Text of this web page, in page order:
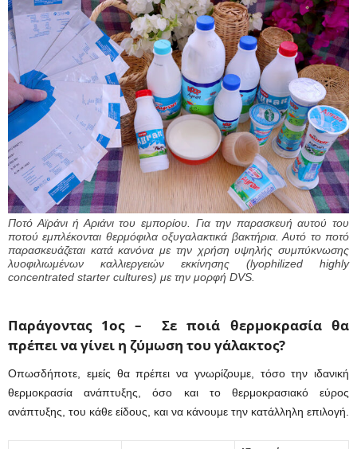
Ποτό Αϊράνι ή Αριάνι του εμπορίου. Για την παρασκευή αυτού του
ποτού εμπλέκονται θερμόφιλα οξυγαλακτικά βακτήρια. Αυτό το ποτό
παρασκευάζεται κατά κανόνα με την χρήση υψηλής συμπύκνωσης
λυοφιλιωμένων καλλιεργειών εκκίνησης (lyophilized highly
concentrated starter cultures) με την μορφή DVS.
Παράγοντας 1ος – Σε ποιά θερμοκρασία θα
πρέπει να γίνει η ζύμωση του γάλακτος?
Οπωσδήποτε, εμείς θα πρέπει να γνωρίζουμε, τόσο την ιδανική
θερμοκρασία ανάπτυξης, όσο και το θερμοκρασιακό εύρος
ανάπτυξης, του κάθε είδους, και να κάνουμε την κατάλληλη επιλογή.